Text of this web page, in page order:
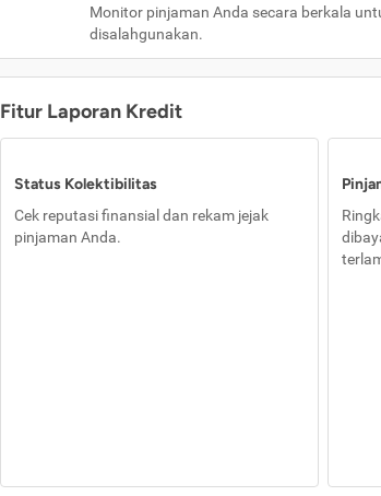
Monitor pinjaman Anda secara berkala
disalahgunakan.
Fitur Laporan Kredit
Status Kolektibilitas
Cek reputasi finansial dan rekam jejak
pinjaman Anda.